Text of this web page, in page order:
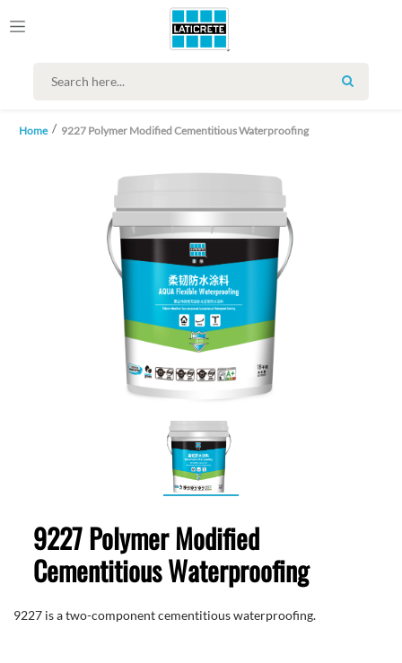
SEARCH
Home 9227 Polymer Modified Cementitious Waterproofing
9227 Polymer Modified
Cementitious Waterproofing
9227 is a two-component cementitious waterproofing.